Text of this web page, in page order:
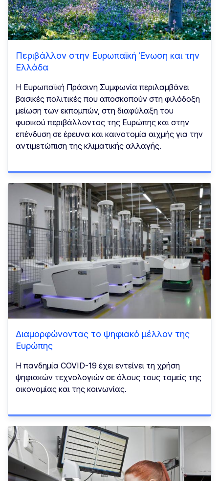
Περιβάλλον στην Ευρωπαϊκή Ένωση και την
Ελλάδα
Η Ευρωπαϊκή Πράσινη Συμφωνία περιλαμβάνει
βασικές πολιτικές που αποσκοπούν στη φιλόδοξη
μείωση των εκπομπών, στη διαφύλαξη του
φυσικού περιβάλλοντος της Ευρώπης και στην
επένδυση σε έρευνα και καινοτομία αιχμής για την
αντιμετώπιση της κλιματικής αλλαγής.
Διαμορφώνοντας το ψηφιακό μέλλον της
Ευρώπης
Η πανδημία COVID-19 έχει εντείνει τη χρήση
ψηφιακών τεχνολογιών σε όλους τους τομείς της
οικονομίας και της κοινωνίας.